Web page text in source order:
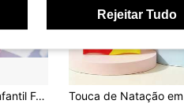
Conjunto de Natação Infantil Fofo de Desenhos Animados 4 peças/Set - Touca de Natação + Óculos + Tampões de Ouvido + Clipe Nasal, Equipamento de Natação para Crianças, Unicórnio/Dinossauro/Sereia, Regresso às Aulas
Rejeitar Tudo